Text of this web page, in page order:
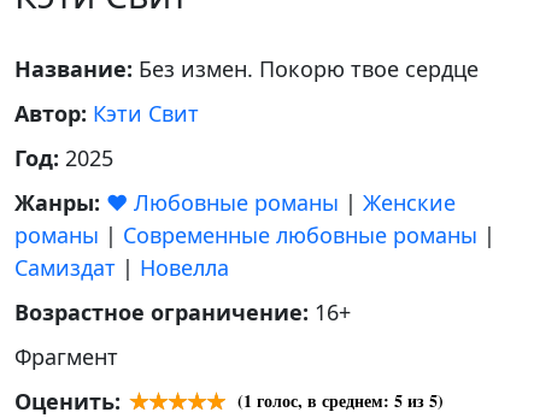
Название: Без измен. Покорю твое сердце
Автор: Кэти Свит
Год: 2025
Жанры: ❤️ Любовные романы | Женские
романы | Современные любовные романы |
Самиздат | Новелла
Возрастное ограничение: 16+
Фрагмент
Оценить:
(1 голос, в среднем: 5из 5)